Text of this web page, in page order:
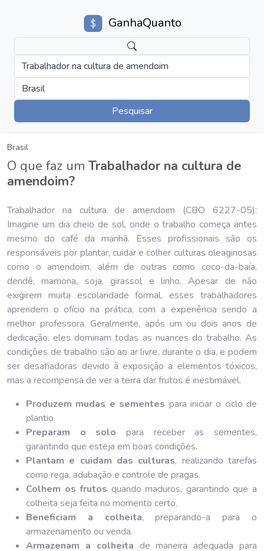
GanhaQuanto
Trabalhador na cultura de amendoim
Brasil
Pesquisar
Brasil
O que faz um Trabalhador na cultura de
amendoim?
Trabalhador na cultura de amendoim (CBO 6227-05):
Imagine um dia cheio de sol, onde o trabalho começa antes
mesmo do café da manhã. Esses profissionais são os
responsáveis por plantar, cuidar e colher culturas oleaginosas
como o amendoim, além de outras como coco-da-baía,
dendê, mamona, soja, girassol e linho. Apesar de não
exigirem muita escolaridade formal, esses trabalhadores
aprendem o ofício na prática, com a experiência sendo a
melhor professora. Geralmente, após um ou dois anos de
dedicação, eles dominam todas as nuances do trabalho. As
condições de trabalho são ao ar livre, durante o dia, e podem
ser desafiadoras devido à exposição a elementos tóxicos,
mas a recompensa de ver a terra dar frutos é inestimável.
Produzem mudas e sementes para iniciar o ciclo de
plantio.
Preparam o solo para receber as sementes,
garantindo que esteja em boas condições.
Plantam e cuidam das culturas, realizando tarefas
como rega, adubação e controle de pragas.
Colhem os frutos quando maduros, garantindo que a
colheita seja feita no momento certo.
Beneficiam a colheita, preparando-a para o
armazenamento ou venda.
Armazenam a colheita de maneira adequada para